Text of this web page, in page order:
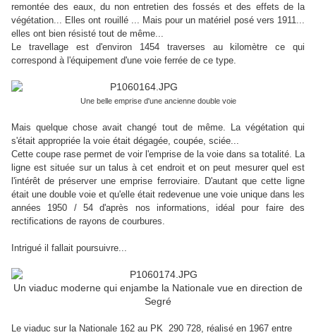
remontée des eaux, du non entretien des fossés et des effets de la
végétation... Elles ont rouillé ... Mais pour un matériel posé vers 1911...
elles ont bien résisté tout de même...
Le travellage est d'environ 1454 traverses au kilomètre ce qui
correspond à l'équipement d'une voie ferrée de ce type.
Une belle emprise d'une ancienne double voie
Mais quelque chose avait changé tout de même. La végétation qui
s'était appropriée la voie était dégagée, coupée, sciée...
Cette coupe rase permet de voir l'emprise de la voie dans sa totalité. La
ligne est située sur un talus à cet endroit et on peut mesurer quel est
l'intérêt de préserver une emprise ferroviaire. D'autant que cette ligne
était une double voie et qu'elle était redevenue une voie unique dans les
années 1950 / 54 d'après nos informations, idéal pour faire des
rectifications de rayons de courbures.
Intrigué il fallait poursuivre...
Un viaduc moderne qui enjambe la Nationale vue en direction de
Segré
Le viaduc sur la Nationale 162 au PK 290 728, réalisé en 1967 entre